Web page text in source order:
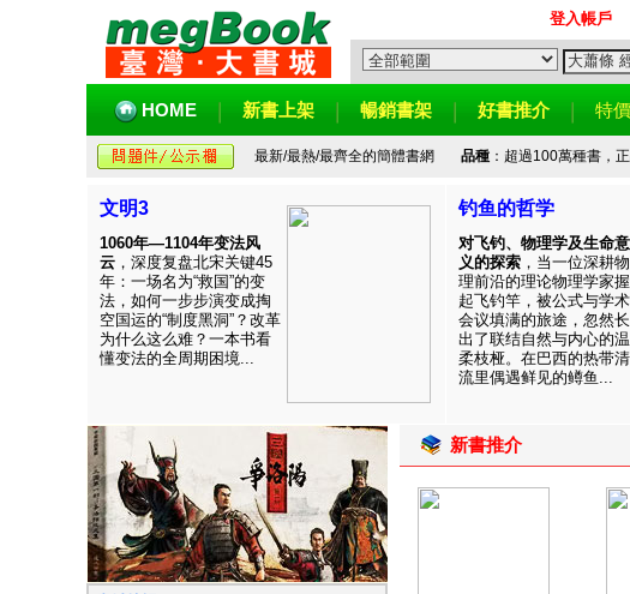
登入帳戶
HOME 新書上架 暢銷書架 好書推介 特
最新/最熱/最齊全的簡體書網 品種：超過100萬種書，
文明3
1060年—1104年变法风
云 ，深度复盘北宋关键45
年：一场名为“救国”的变
法，如何一步步演变成掏
空国运的“制度黑洞”？改革
为什么这么难？一本书看
懂变法的全周期困境...
钓鱼的哲学
对飞钓、物理学及生命意
义的探索 ，当一位深耕物
理前沿的理论物理学家握
起飞钓竿，被公式与学术
会议填满的旅途，忽然长
出了联结自然与内心的温
柔枝桠。在巴西的热带清
流里偶遇鲜见的鳟鱼...
新書推介